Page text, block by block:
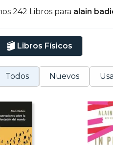
filosófico
242 Libros para alain
Libros Físicos
Todos Nuevos